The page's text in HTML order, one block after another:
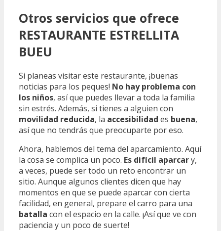
Otros servicios que ofrece
RESTAURANTE ESTRELLITA
BUEU
Si planeas visitar este restaurante, ¡buenas
noticias para los peques! No hay problema con
los niños, así que puedes llevar a toda la familia
sin estrés. Además, si tienes a alguien con
movilidad reducida, la accesibilidad es buena,
así que no tendrás que preocuparte por eso.
Ahora, hablemos del tema del aparcamiento. Aquí
la cosa se complica un poco. Es difícil aparcary,
a veces, puede ser todo un reto encontrar un
sitio. Aunque algunos clientes dicen que hay
momentos en que se puede aparcar con cierta
facilidad, en general, prepare el carro para una
batalla con el espacio en la calle. ¡Así que ve con
paciencia y un poco de suerte!